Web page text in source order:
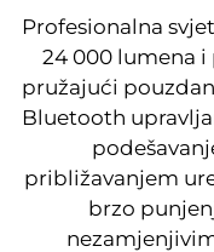
Profesionalna
24 000 lumena i
pružajući
Bluetooth
približavanjem
brzo